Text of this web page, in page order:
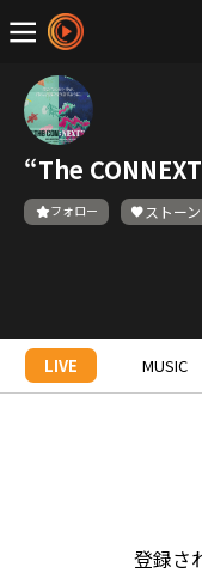
“The
フォロー ストーン
LIVE MUSIC
登録さ